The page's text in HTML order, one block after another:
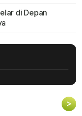
di Depan
>